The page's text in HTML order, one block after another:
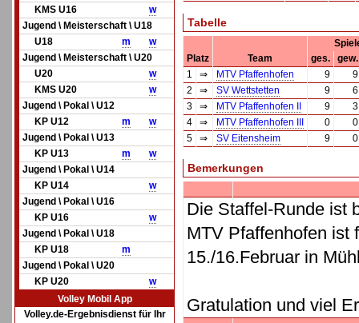
KMS U16
w
Jugend \ Meisterschaft \ U18
U18
m
w
Jugend \ Meisterschaft \ U20
U20
w
KMS U20
w
Jugend \ Pokal \ U12
KP U12
m
w
Jugend \ Pokal \ U13
KP U13
m
w
Jugend \ Pokal \ U14
KP U14
w
Jugend \ Pokal \ U16
KP U16
w
Jugend \ Pokal \ U18
KP U18
m
Jugend \ Pokal \ U20
KP U20
w
Volley Mobil App
Volley.de-Ergebnisdienst für Ihr
Tabelle
Platz
Team ges.
gew.
1
⇒ MTV Pfaffenhofen 9
9
2
⇒ SV Wettstetten 9
6
3
⇒ MTV Pfaffenhofen II 9
3
4
⇒ MTV Pfaffenhofen III 0
0
5
⇒ SV Eitensheim 9 0
Bemerkungen
Die Staffel-Runde ist
MTV Pfaffenhofen ist
15./16.Februar in
Gratulation und viel